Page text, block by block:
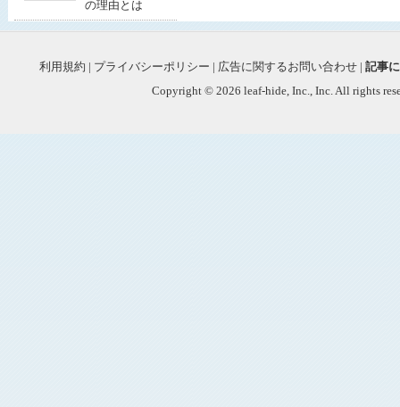
の理由とは
利用規約 | プライバシーポリシー | 広告に関するお問い合わせ | 記事
Copyright © 2026 leaf-hide, Inc., Inc. All rights